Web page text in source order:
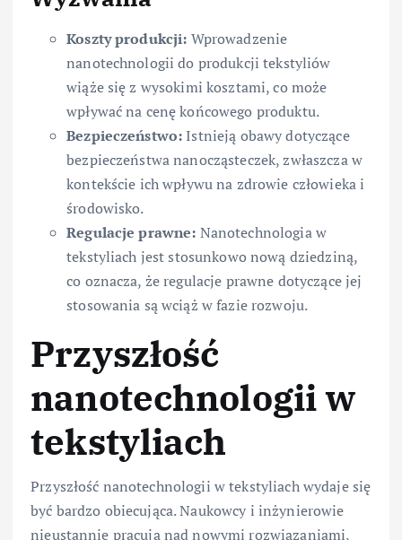
Koszty produkcji: Wprowadzenie
nanotechnologii do produkcji tekstyliów
wiąże się z wysokimi kosztami, co może
wpływać na cenę końcowego produktu.
Bezpieczeństwo: Istnieją obawy dotyczące
bezpieczeństwa nanocząsteczek, zwłaszcza w
kontekście ich wpływu na zdrowie człowieka i
środowisko.
Regulacje prawne: Nanotechnologia w
tekstyliach jest stosunkowo nową dziedziną,
co oznacza, że regulacje prawne dotyczące jej
stosowania są wciąż w fazie rozwoju.
Przyszłość
nanotechnologii w
tekstyliach
Przyszłość nanotechnologii w tekstyliach wydaje się
być bardzo obiecująca. Naukowcy i inżynierowie
nieustannie pracują nad nowymi rozwiązaniami,